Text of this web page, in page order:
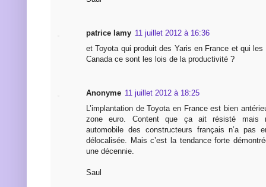
patrice lamy 11 juillet 2012 à 16:36
et Toyota qui produit des Yaris en France et qui
Canada ce sont les lois de la productivité ?
Anonyme 11 juillet 2012 à 18:25
L’implantation de Toyota en France est bien
zone euro. Content que ça ait résisté mais
automobile des constructeurs français n’a pas
délocalisée. Mais c’est la tendance forte
une décennie.
Saul